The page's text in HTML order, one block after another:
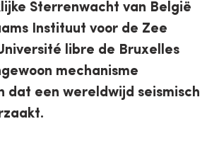
Sterrenwacht van België
Instituut voor de Zee
libre de Bruxelles
mechanisme
dat een wereldwijd seismisch